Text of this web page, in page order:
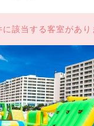
該当する客室があり